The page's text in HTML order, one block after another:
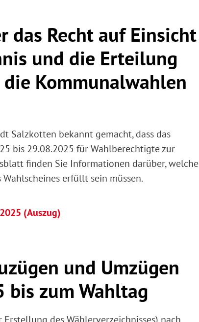
das Recht auf Einsicht
und die Erteilung
Kommunalwahlen
Salzkotten bekannt gemacht, dass das
bis 29.08.2025 für Wahlberechtigte zur
finden Sie Informationen darüber, welche
erfüllt sein müssen.
(Auszug)
und Umzügen
bis zum Wahltag
des Wählerverzeichnisses) nach